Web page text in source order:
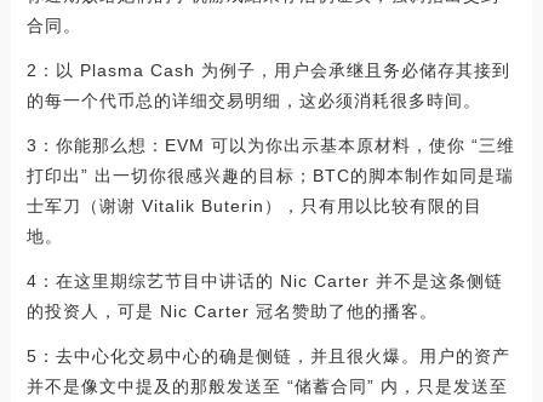
合同。
2：以 Plasma Cash 为例子，用户会承继且务必储存其接到
的每一个代币总的详细交易明细，这必须消耗很多時间。
3：你能那么想：EVM 可以为你出示基本原材料，使你 “三维
打印出” 出一切你很感兴趣的目标；BTC的脚本制作如同是瑞
士军刀（谢谢 Vitalik Buterin），只有用以比较有限的目
地。
4：在这里期综艺节目中讲话的 Nic Carter 并不是这条侧链
的投资人，可是 Nic Carter 冠名赞助了他的播客。
5：去中心化交易中心的确是侧链，并且很火爆。用户的资产
并不是像文中提及的那般发送至 “储蓄合同” 内，只是发送至